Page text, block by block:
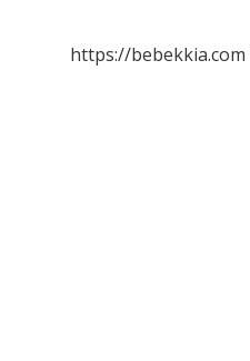
https://bebekkia.com